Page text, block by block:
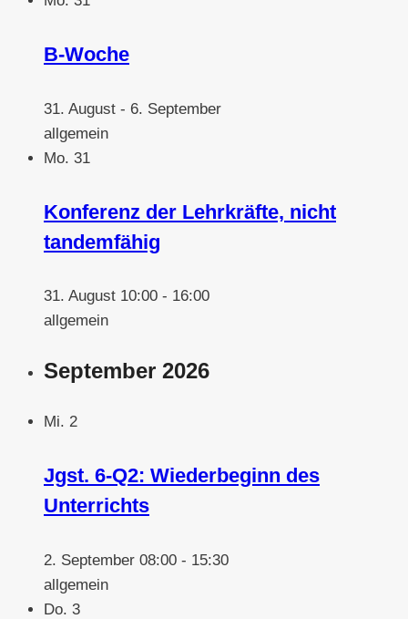
B-Woche
31. August - 6. September
allgemein
Mo. 31
Konferenz der Lehrkräfte, nicht
tandemfähig
31. August 10:00 - 16:00
allgemein
September 2026
Mi. 2
Jgst. 6-Q2: Wiederbeginn des
Unterrichts
2. September 08:00 - 15:30
allgemein
Do. 3